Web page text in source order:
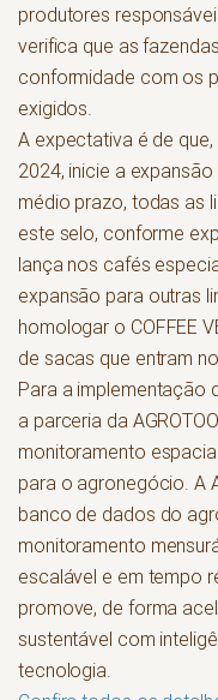
produtores
verifica que as
conformidade com os
exigidos.
A expectativa é de
2024, inicie a
médio prazo, todas as
este selo, conforme
lança nos cafés
expansão para outras
homologar o COFFEE
de sacas que entram
Para a implementação
a parceria da
monitoramento
para o agronegócio. A
banco de dados do
monitoramento
escalável e em tempo
promove, de forma
sustentável com
tecnologia.